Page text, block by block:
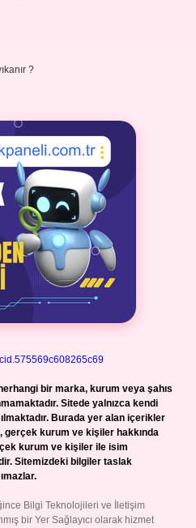
?
bir marka, kurum veya şahıs
Sitede yalnızca kendi
Burada yer alan içerikler
gerçek kurum ve kişiler hakkında
kurum ve kişiler ile isim
Sitemizdeki bilgiler taslak
Bilgi Teknolojileri ve İletişim
bir Yer Sağlayıcı olarak hizmet